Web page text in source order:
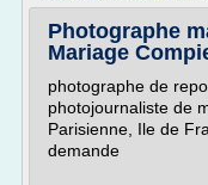
Photographe
Mariage
photographe de
photojournaliste de
Parisienne, Ile de
demande